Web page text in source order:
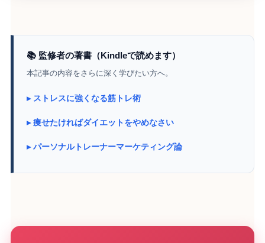
📚 監修者の著書（Kindleで読めます）
本記事の内容をさらに深く学びたい方へ。
▸ ストレスに強くなる筋トレ術
▸ 痩せたければダイエットをやめなさい
▸ パーソナルトレーナーマーケティング論